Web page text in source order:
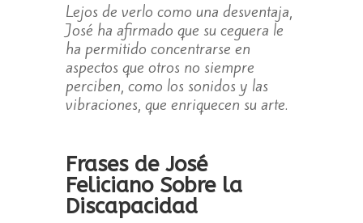
Lejos de verlo como una desventaja,
José ha afirmado que su ceguera le
ha permitido concentrarse en
aspectos que otros no siempre
perciben, como los sonidos y las
vibraciones, que enriquecen su arte.
Frases de José
Feliciano Sobre la
Discapacidad